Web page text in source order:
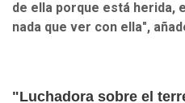
de ella porque está herida,
nada que ver con ella",
"Luchadora sobre el